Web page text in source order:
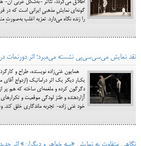
اطلاق می‌گردد، تئاتر -به‌شکل غربی آن-
گونه‌ای نمایشِ مذهبیِ ایرانی است که در
را زنده نگاه می‌دارد. تعزیه اغلب
نقد نمایش می‌سی‌سی‌پی نشسته می‌میرد؛ اثر دورنمات
همایون غنی‌زاده نویسنده، طراح و
یکبار دیگر یک اثر دراماتیک (ازدواج
دگرگون کرده و ملغمه‌ای ساخته که هم
آزاردهنده و طنز لودگی موقعیت و
خود غنی زاده- تجربه ماندگاری خلق کند.